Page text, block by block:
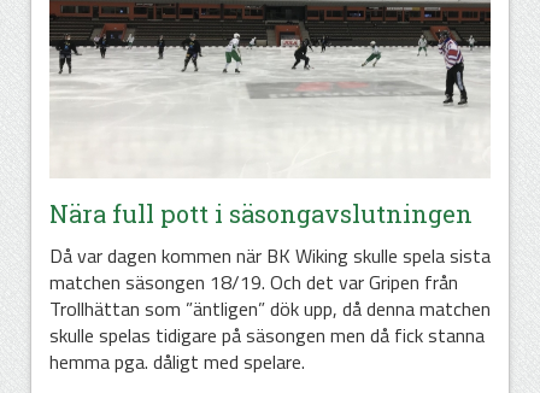
Nära full pott i säsongavslutningen
Då var dagen kommen när BK Wiking skulle spela sista
matchen säsongen 18/19. Och det var Gripen från
Trollhättan som ”äntligen” dök upp, då denna matchen
skulle spelas tidigare på säsongen men då fick stanna
hemma pga. dåligt med spelare.